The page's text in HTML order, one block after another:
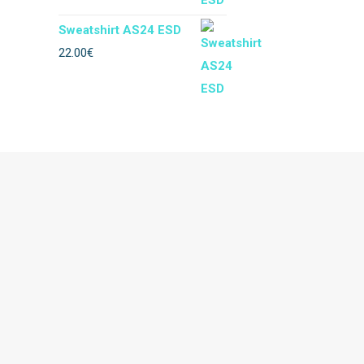
Impermeável
Sweatshirt AS24 ESD
22.00€